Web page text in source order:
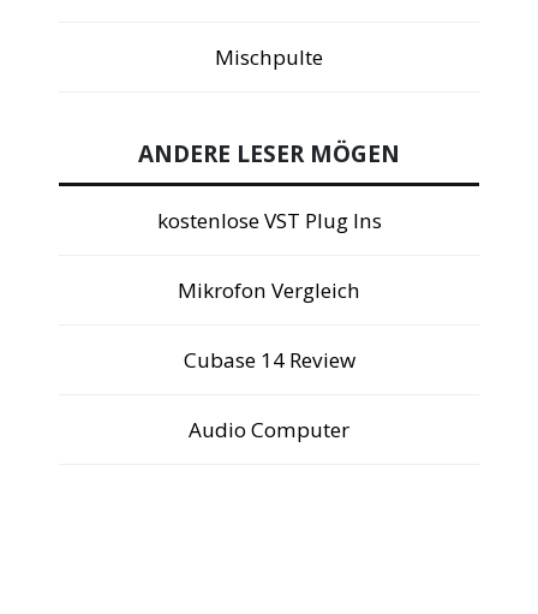
Mischpulte
ANDERE LESER MÖGEN
kostenlose VST Plug Ins
Mikrofon Vergleich
Cubase 14 Review
Audio Computer